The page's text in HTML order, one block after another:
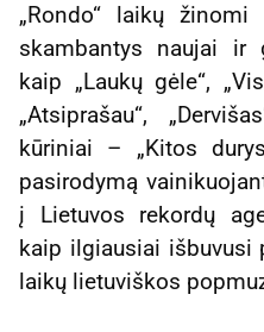
„Rondo“ laikų
skambantys naujai ir
kaip „Laukų gėle“,
„Atsiprašau“,
kūriniai – „Kitos
pasirodymą
į Lietuvos rekordų
kaip ilgiausiai išbuvusi
laikų lietuviškos